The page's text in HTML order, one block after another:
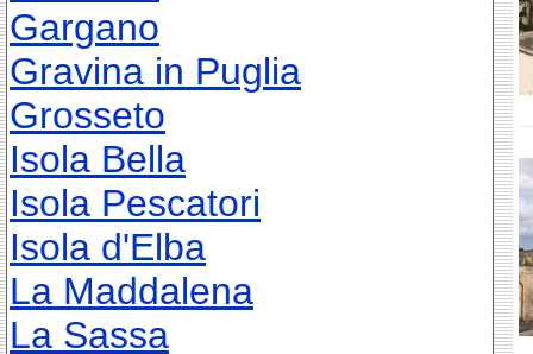
Gargano
Gravina in Puglia
Grosseto
Isola Bella
Isola Pescatori
Isola d'Elba
La Maddalena
La Sassa